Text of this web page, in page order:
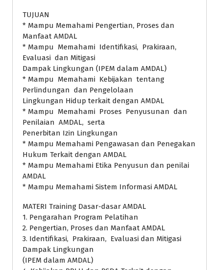
TUJUAN
* Mampu Memahami Pengertian, Proses dan
Manfaat AMDAL
* Mampu Memahami Identifikasi, Prakiraan,
Evaluasi dan Mitigasi
Dampak Lingkungan (IPEM dalam AMDAL)
* Mampu Memahami Kebijakan tentang
Perlindungan dan Pengelolaan
Lingkungan Hidup terkait dengan AMDAL
* Mampu Memahami Proses Penyusunan dan
Penilaian AMDAL, serta
Penerbitan Izin Lingkungan
* Mampu Memahami Pengawasan dan Penegakan
Hukum Terkait dengan AMDAL
* Mampu Memahami Etika Penyusun dan penilai
AMDAL
* Mampu Memahami Sistem Informasi AMDAL
MATERI Training Dasar-dasar AMDAL
1. Pengarahan Program Pelatihan
2. Pengertian, Proses dan Manfaat AMDAL
3. Identifikasi, Prakiraan, Evaluasi dan Mitigasi
Dampak Lingkungan
(IPEM dalam AMDAL)